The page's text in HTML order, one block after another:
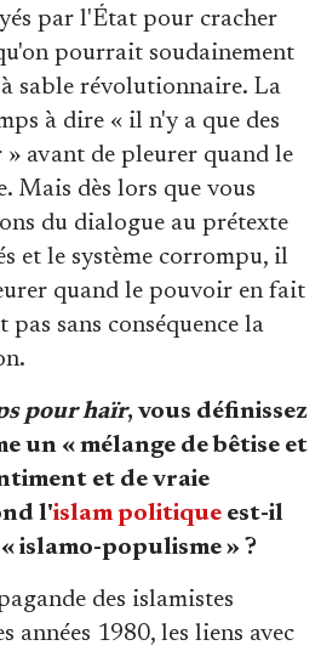
par l'État pour cracher
pourrait soudainement
sable révolutionnaire. La
à dire « il n'y a que des
avant de pleurer quand le
Mais dès lors que vous
du dialogue au prétexte
et le système corrompu, il
quand le pouvoir en fait
sans conséquence la
pour haïr, vous définissez
un « mélange de bêtise et
et de vraie
l'islam politique est-il
islamo-populisme » ?
des islamistes
années 1980, les liens avec